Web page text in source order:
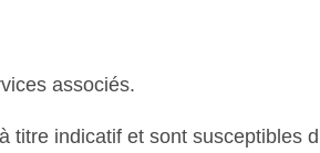
associés.
indicatif et sont susceptibles